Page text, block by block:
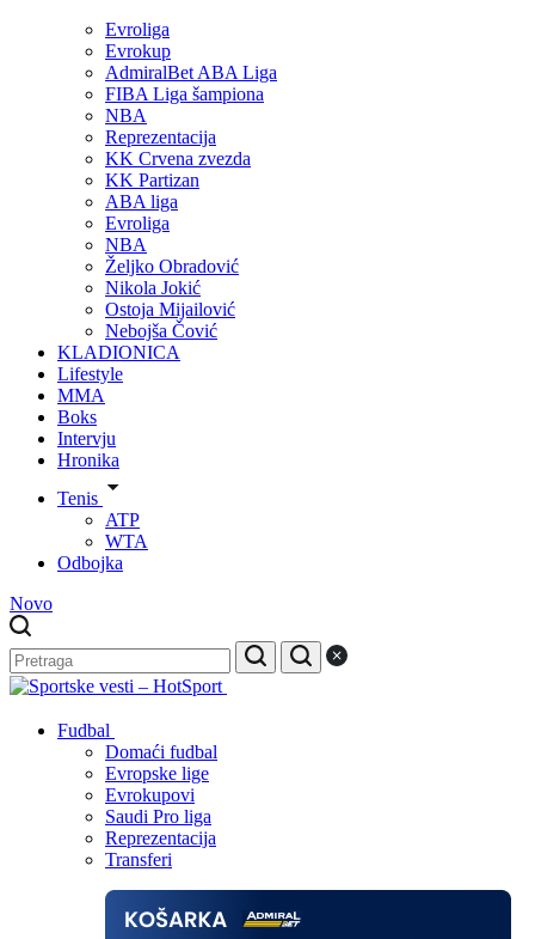
Evroliga
Evrokup
AdmiralBet ABA Liga
FIBA Liga šampiona
NBA
Reprezentacija
KK Crvena zvezda
KK Partizan
ABA liga
Evroliga
NBA
Željko Obradović
Nikola Jokić
Ostoja Mijailović
Nebojša Čović
KLADIONICA
Lifestyle
MMA
Boks
Intervju
Hronika
Tenis
ATP
WTA
Odbojka
Novo
Fudbal
Domaći fudbal
Evropske lige
Evrokupovi
Saudi Pro liga
Reprezentacija
Transferi